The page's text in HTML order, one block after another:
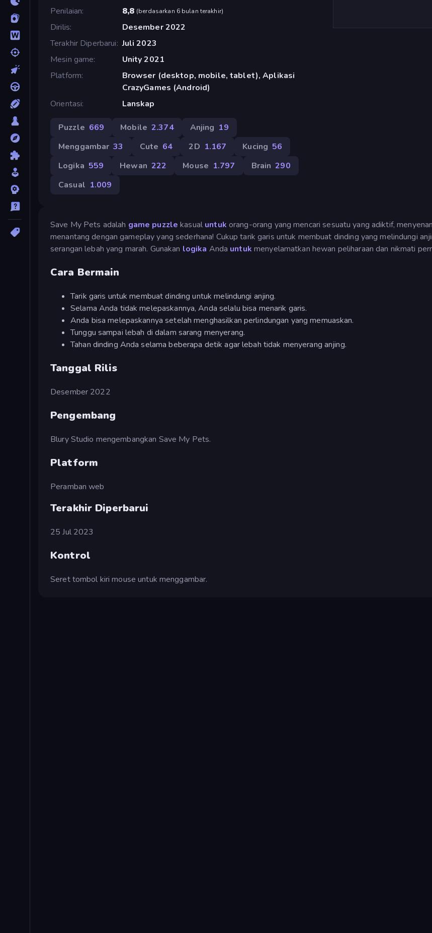
Penilaian
8,8 (berdasarkan 6 bulan terakhir)
Dirilis
Desember 2022
Terakhir Diperbarui Juli 2023
Mesin game
Unity 2021
Platform
Browser (desktop, mobile, tablet), Aplikasi
CrazyGames (Android)
Orientasi
Lanskap
Puzzle 669 Mobile 2.374 Anjing 19
Menggambar 33 Cute 64 2D 1.167 Kucing 56
Logika 559 Hewan 222 Mouse 1.797 Brain 290
Casual 1.009
Save My Pets adalah game puzzle kasual untuk orang-orang yang mencari sesuatu yang adiktif,
menantang dengan gameplay yang sederhana! Cukup tarik garis untuk membuat dinding yang melindungi
serangan lebah yang marah. Gunakan logika Anda untuk menyelamatkan hewan peliharaan dan nikmati
Cara Bermain
Tarik garis untuk membuat dinding untuk melindungi anjing.
Selama Anda tidak melepaskannya, Anda selalu bisa menarik garis.
Anda bisa melepaskannya setelah menghasilkan perlindungan yang memuaskan.
Tunggu sampai lebah di dalam sarang menyerang.
Tahan dinding Anda selama beberapa detik agar lebah tidak menyerang anjing.
Tanggal Rilis
Desember 2022
Pengembang
Blury Studio mengembangkan Save My Pets.
Platform
Peramban web
Terakhir Diperbarui
25 Jul 2023
Kontrol
Seret tombol kiri mouse untuk menggambar.